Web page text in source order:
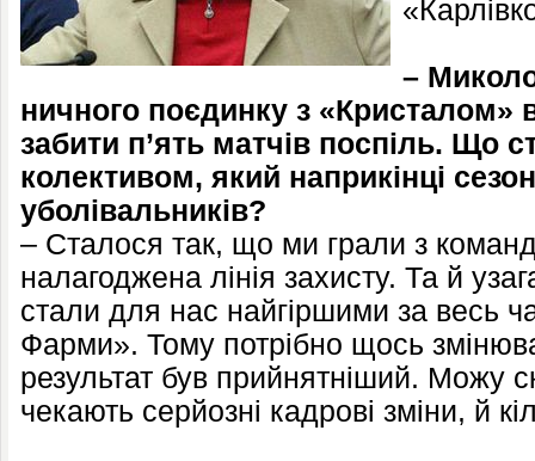
–
ничного поєдинку з
забити п’ять матчів поспіль. Що
колективом, який наприкінці
уболівальників?
– Сталося так, що ми грали з
налагоджена лінія захисту. Та й
стали для нас найгіршими за весь
Фарми». Тому потрібно щось
результат був прийнятніший. Можу
чекають серйозні кадрові зміни, й